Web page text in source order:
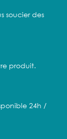
soucier des
produit.
24h /